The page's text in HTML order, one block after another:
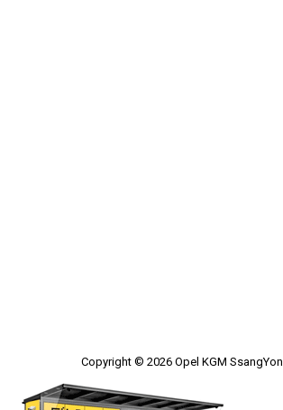
Copyright © 2026 Opel KGM